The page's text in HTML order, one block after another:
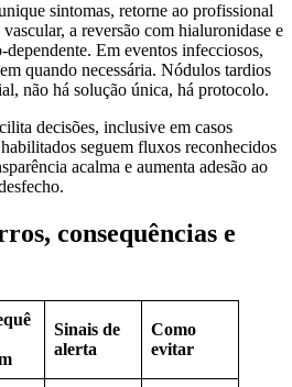
sintomas, retorne ao profissional
a reversão com hialuronidase e
dependente. Em eventos infecciosos,
quando necessária. Nódulos tardios
não há solução única, há protocolo.
decisões, inclusive em casos
seguem fluxos reconhecidos
acalma e aumenta adesão ao
consequências e
Sinais de
alerta
Como
evitar